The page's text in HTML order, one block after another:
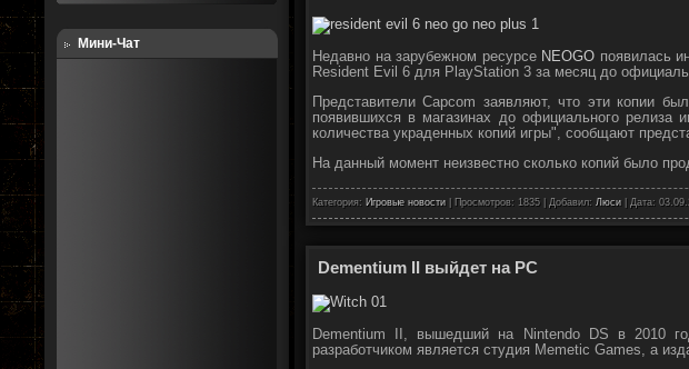
Мини-Чат
Недавно на зарубежном ресурсе NEOGO появилась
Resident Evil 6 для PlayStation 3 за месяц до
Представители Capcom заявляют, что эти копии
появившихся в магазинах до официального
количества украденных копий игры", сообщают
На данный момент неизвестно сколько копий было
Категория: Игровые новости| Просмотров: 1835 | Добавил: Люси| Дата:
Dementium II выйдет на PC
Dementium II, вышедший на Nintendo DS в 2010
разработчиком является студия Memetic Games, а